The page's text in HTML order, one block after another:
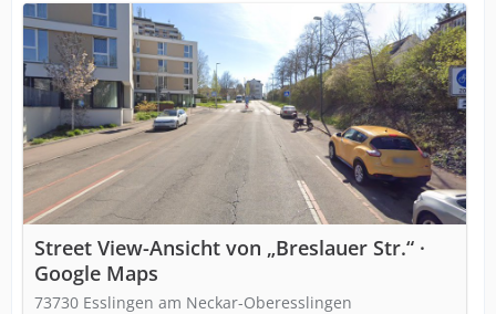
Street View-Ansicht von „Breslauer Str.“ ·
Google Maps
73730 Esslingen am Neckar-Oberesslingen